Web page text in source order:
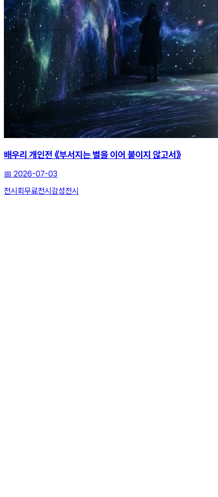
배우리 개인전 《부서지는 별을 이어 붙이지 않고서》
📅 2026-07-03
전시회 무료전시 감성전시